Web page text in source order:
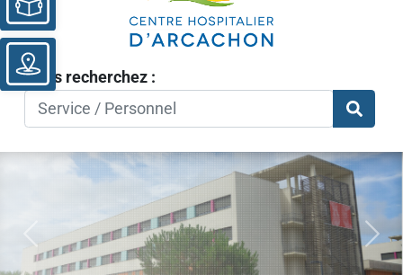
Vous recherchez :
Previous